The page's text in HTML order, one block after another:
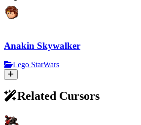
Anakin Skywalker
Lego StarWars
Related Cursors